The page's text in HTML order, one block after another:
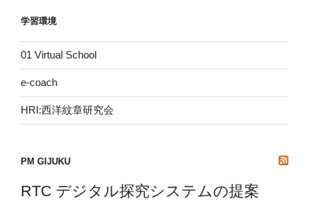
ブ
学習環境
01 Virtual School
e-coach
HRI:西洋紋章研究会
PM GIJUKU
RTC デジタル探究システムの提案